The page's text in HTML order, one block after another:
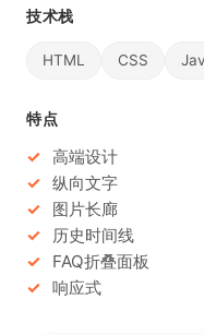
技术栈
HTML CSS
特点
高端设计
纵向文字
图片长廊
历史时间线
FAQ折叠面板
响应式